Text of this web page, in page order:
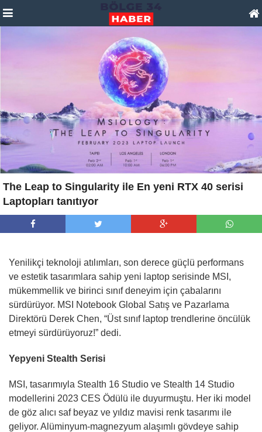
The Leap to Singularity ile En yeni RTX 40 serisi
Laptopları tanıtıyor
Yenilikçi teknoloji atılımları, son derece güçlü performans
ve estetik tasarımlara sahip yeni laptop serisinde MSI,
mükemmellik ve birinci sınıf deneyim için çabalarını
sürdürüyor. MSI Notebook Global Satış ve Pazarlama
Direktörü Derek Chen, “Üst sınıf laptop trendlerine öncülük
etmeyi sürdürüyoruz!” dedi.
Yepyeni Stealth Serisi
MSI, tasarımıyla Stealth 16 Studio ve Stealth 14 Studio
modellerini 2023 CES Ödülü ile duyurmuştu. Her iki model
de göz alıcı saf beyaz ve yıldız mavisi renk tasarımı ile
geliyor. Alüminyum-magnezyum alaşımlı gövdeye sahip